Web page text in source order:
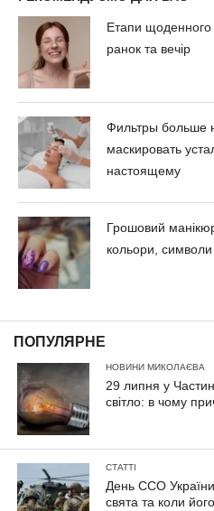
Етапи щоденного
ранок та вечір
Фильтры больше
маскировать
настоящему
Грошовий
кольори, символи
ПОПУЛЯРНЕ
НОВИНИ МИКОЛАЄВА
29 липня у
світло: в чому
СТАТТІ
День ССО
свята та коли